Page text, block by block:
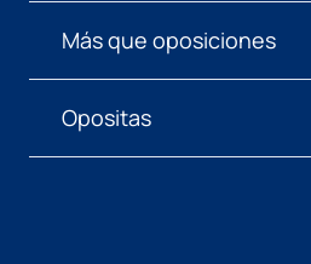
Más que oposiciones
Opositas